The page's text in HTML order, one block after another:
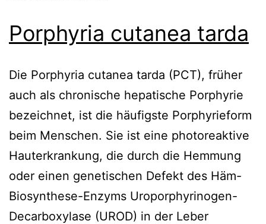
Porphyria cutanea tarda
Die Porphyria cutanea tarda (PCT), früher
auch als chronische hepatische Porphyrie
bezeichnet, ist die häufigste Porphyrieform
beim Menschen. Sie ist eine photoreaktive
Hauterkrankung, die durch die Hemmung
oder einen genetischen Defekt des Häm-
Biosynthese-Enzyms Uroporphyrinogen-
Decarboxylase (UROD) in der Leber